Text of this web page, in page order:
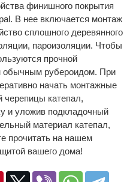
финишного покрытия
В нее включается монтаж
сплошного деревянного
пароизоляции. Чтобы
прочной
обычным рубероидом. При
начать монтажные
черепицы катепал,
и уложив подкладочный
материал катепал,
прочитать на нашем
вашего дома!